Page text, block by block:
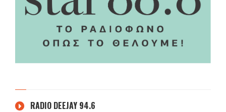
RADIO DEEJAY 94.6